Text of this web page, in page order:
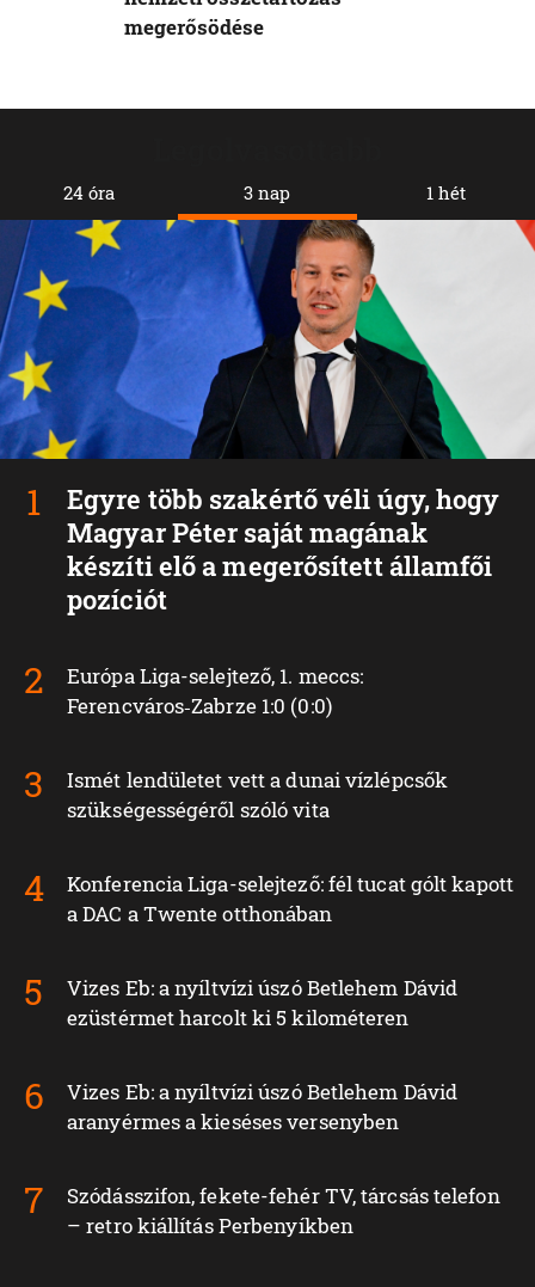
24 óra 3 nap
Egyre több szakértő véli úgy, hogy
Magyar Péter saját magának
készíti elő a megerősített államfői
pozíciót
Európa Liga-selejtező, 1. meccs:
Ferencváros‑Zabrze 1:0 (0:0)
Ismét lendületet vett a dunai vízlépcsők
szükségességéről szóló vita
Konferencia Liga-selejtező: fél tucat gólt kapott
a DAC a Twente otthonában
Vizes Eb: a nyíltvízi úszó Betlehem Dávid
ezüstérmet harcolt ki 5 kilométeren
Vizes Eb: a nyíltvízi úszó Betlehem Dávid
aranyérmes a kieséses versenyben
Szódásszifon, fekete-fehér TV, tárcsás telefon
– retro kiállítás Perbenyíkben
1 hét
megerősödése